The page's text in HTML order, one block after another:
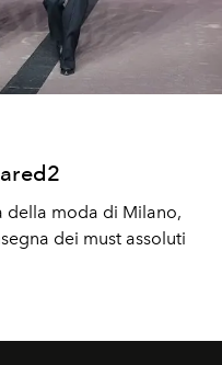
della moda di Milano,
dei must assoluti